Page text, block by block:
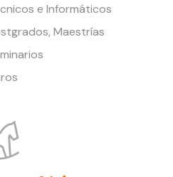
e Informáticos
Maestrías